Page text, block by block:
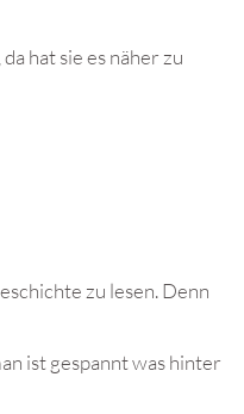
hat sie es näher zu
zu lesen. Denn
ist gespannt was hinter